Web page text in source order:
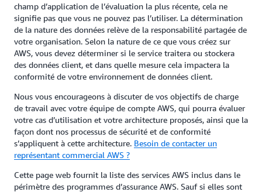
champ d’application de l’évaluation la plus récente, cela ne
signifie pas que vous ne pouvez pas l’utiliser. La détermination
de la nature des données relève de la responsabilité partagée de
votre organisation. Selon la nature de ce que vous créez sur
AWS, vous devez déterminer si le service traitera ou stockera
des données client, et dans quelle mesure cela impactera la
conformité de votre environnement de données client.
Nous vous encourageons à discuter de vos objectifs de charge
de travail avec votre équipe de compte AWS, qui pourra évaluer
votre cas d’utilisation et votre architecture proposés, ainsi que la
façon dont nos processus de sécurité et de conformité
s’appliquent à cette architecture. Besoin de contacter un
représentant commercial AWS ?
Cette page web fournit la liste des services AWS inclus dans le
périmètre des programmes d’assurance AWS. Sauf si elles sont